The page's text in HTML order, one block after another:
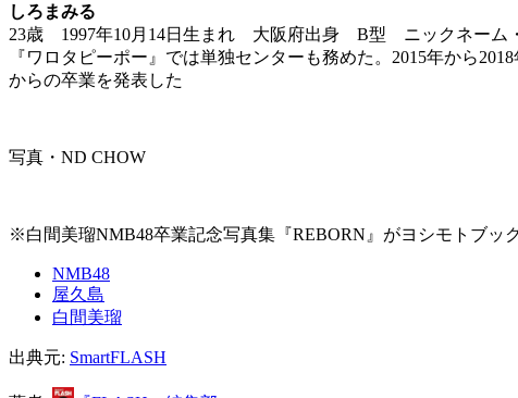
しろまみる
23歳 1997年10月14日生まれ 大阪府出身 B型 ニックネーム・
『ワロタピーポー』では単独センターも務めた。2015年から
からの卒業を発表した
写真・ND CHOW
※白間美瑠NMB48卒業記念写真集『REBORN』がヨシモトブッ
NMB48
屋久島
白間美瑠
出典元: SmartFLASH